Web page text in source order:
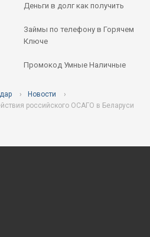
Деньги в долг как получить
Займы по телефону в Горячем
Ключе
Промокод Умные Наличные
Новости
российского ОСАГО в Беларуси